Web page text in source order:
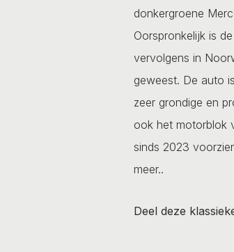
donkergroene
Oorspronkelijk is
vervolgens in
geweest. De auto
zeer grondige en
ook het motorblok
sinds 2023
meer..
Deel deze